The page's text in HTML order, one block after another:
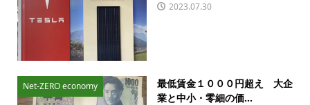
2023.07.30
Net-ZERO economy
最低賃金１０００円超え 大企
業と中小・零細の価...